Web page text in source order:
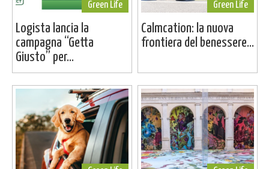
Green Life
Logista lancia la
campagna “Getta
Giusto” per...
Green Life
Calmcation: la nuova
frontiera del benessere...